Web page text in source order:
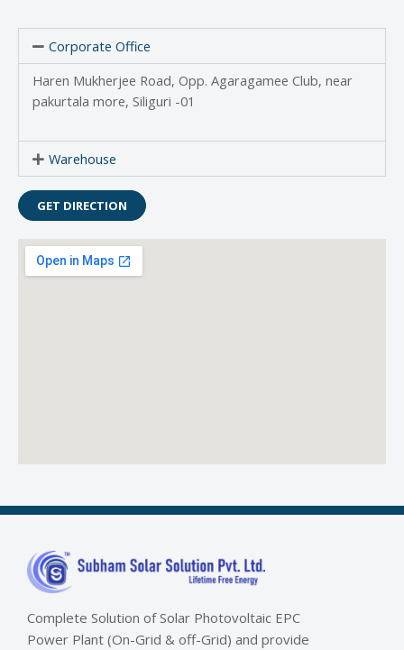
Corporate Office
Haren Mukherjee Road, Opp. Agaragamee Club, near
pakurtala more, Siliguri -01
Warehouse
GET DIRECTION
Complete Solution of Solar Photovoltaic EPC
Power Plant (On-Grid & off-Grid) and provide